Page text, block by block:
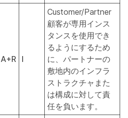
A+R I
Customer/Partner
顧客が専用インス
タンスを使用でき
るようにするため
に、パートナーの
敷地内のインフラ
ストラクチャまた
は構成に対して責
任を負います。